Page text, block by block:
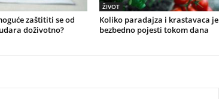
zaštititi se od
doživotno?
ŽIVOT
Koliko paradajza i krastavaca je
bezbedno pojesti tokom dana